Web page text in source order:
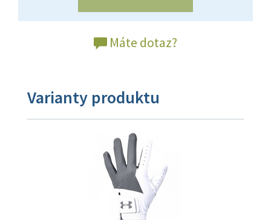
Máte dotaz?
Varianty produktu